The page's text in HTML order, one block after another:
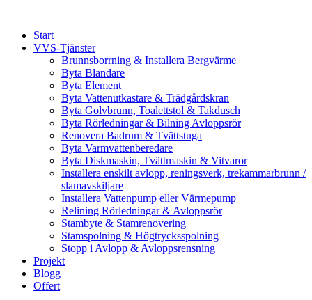
contentStart
VVS-Tjänster
Brunnsborrning & Installera Bergvärme
Byta Blandare
Byta Element
Byta Vattenutkastare & Trädgårdskran
Byta Golvbrunn, Toalettstol & Takdusch
Byta Rörledningar & Bilning Avloppsrör
Renovera Badrum & Tvättstuga
Byta Varmvattenberedare
Byta Diskmaskin, Tvättmaskin & Vitvaror
Installera enskilt avlopp, reningsverk, trekammarbrunn /
slamavskiljare
Installera Vattenpump eller Värmepump
Relining Rörledningar & Avloppsrör
Stambyte & Stamrenovering
Stamspolning & Högtrycksspolning
Stopp i Avlopp & Avloppsrensning
Projekt
Blogg
Offert